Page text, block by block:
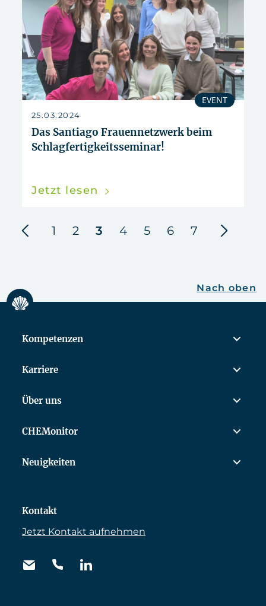
EVENT
25.03.2024
Das Santiago Frauennetzwerk beim
Schlagfertigkeitsseminar!
Jetzt lesen
1 2 3 4 5 6 7 nächste
Nach oben
Kompetenzen
Karriere
Über uns
CHEMonitor
Neuigkeiten
Kontakt
Jetzt Kontakt aufnehmen